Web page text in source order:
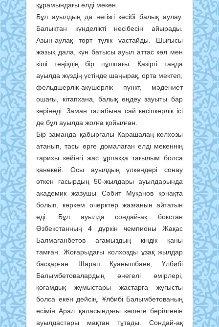
құрамындағы елді мекен.
Бұл ауылдың да негізгі кәсібі балық аулау.
Балықтан күнделікті несібесін айырады.
Азын-аулақ төрт түлік ұастайды. Шығысы
жазық дала, күн батысы ауыл аттас көл мен
кіші теңіздің бір пұшпағы. Қазіргі таңда
ауылда жүздің үстінде шаңырақ, орта мектеп,
фельдшерлік-акушерлік пункт, мәдениет
ошағы, кітапхана, балық өңдеу зауыты бар
көрінеді. Заман талабына сай кәсіпкерлік ісі
де бұл ауылда жолға қойылған.
Бір заманда қабырғалы Қарашалаң колхозы
атанып, тасы өрге домалаған елді мекеннің
тарихы кейінгі жас ұрпаққа тағылым болса
қанекей. Осы ауылдың үлкендері сонау
өткен ғасырдың 50-жылдары ауылдарында
академик жазушы Сәбит Мұқанов қонақта
болып, көркем очерктер жазғанын айтатын
еді. Бұл ауылда сондай-ақ бокстан
Өзбекстанның 4 дүркін чемпионы Жақас
Балмағанбетов ағамыздың кіндік қаны
тамған. Жоғарыдағы колхозды ұзақ жылдар
басқарған Шарап Қуанышбаев, Ұлбибі
Балымбетовалардың өнегелі өмірлері,
қоғамдық жұмыстары жастарға жұғысты
болса екен дейсің. Ұлбибі Балымбетованың
есімін Арал қаласындағы көшеге берілгенін
ауылдастары мақтан тұтады. Сондай-ақ